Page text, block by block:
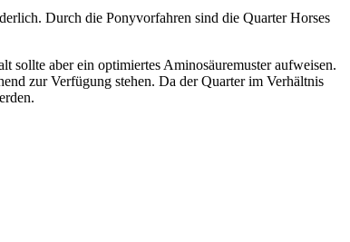
Durch die Ponyvorfahren sind die Quarter Horses
sollte aber ein optimiertes Aminosäuremuster aufweisen.
zur Verfügung stehen. Da der Quarter im Verhältnis